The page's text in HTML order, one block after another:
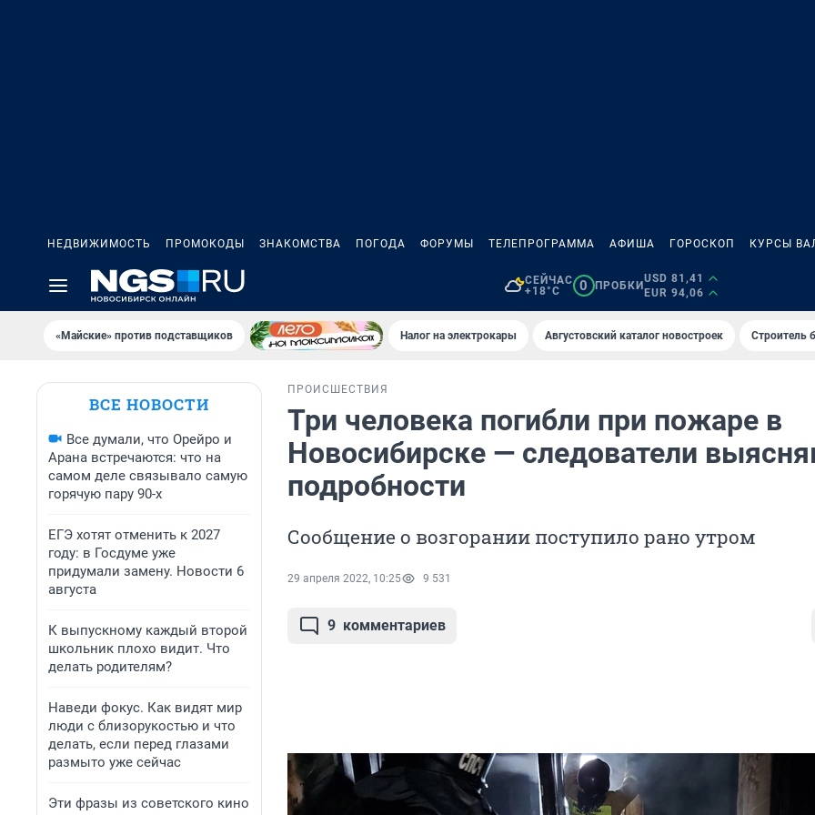
НЕДВИЖИМОСТЬ ПРОМОКОДЫ ЗНАКОМСТВА ПОГОДА ФОРУМЫ ТЕЛЕПРОГРАММА АФИША ГОРОСКОП КУРСЫ
СЕЙЧАС
+18°C
0 ПРОБКИ
USD 81,41
EUR 94,06
«Майские» против подставщиков Налог на электрокары Августовский каталог новостроек Строитель
ВСЕ НОВОСТИ
Все думали, что Орейро и
Арана встречаются: что на
самом деле связывало самую
горячую пару 90-х
ЕГЭ хотят отменить к 2027
году: в Госдуме уже
придумали замену. Новости 6
августа
К выпускному каждый второй
школьник плохо видит. Что
делать родителям?
Наведи фокус. Как видят мир
люди с близорукостью и что
делать, если перед глазами
размыто уже сейчас
Эти фразы из советского кино
ПРОИСШЕСТВИЯ
Три человека погибли при пожаре в
Новосибирске — следователи
подробности
Сообщение о возгорании поступило рано утром
29 апреля 2022, 10:25 9 531
9 комментариев